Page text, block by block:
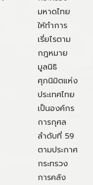
มหาดไทย
ให้ทำการ
เรี่ยไรตาม
กฎหมาย
มูลนิธิ
ศุภนิมิตแห่ง
ประเทศไทย
เป็นองค์กร
การกุศล
ลำดับที่ 59
ตามประกาศ
กระทรวง
การคลัง